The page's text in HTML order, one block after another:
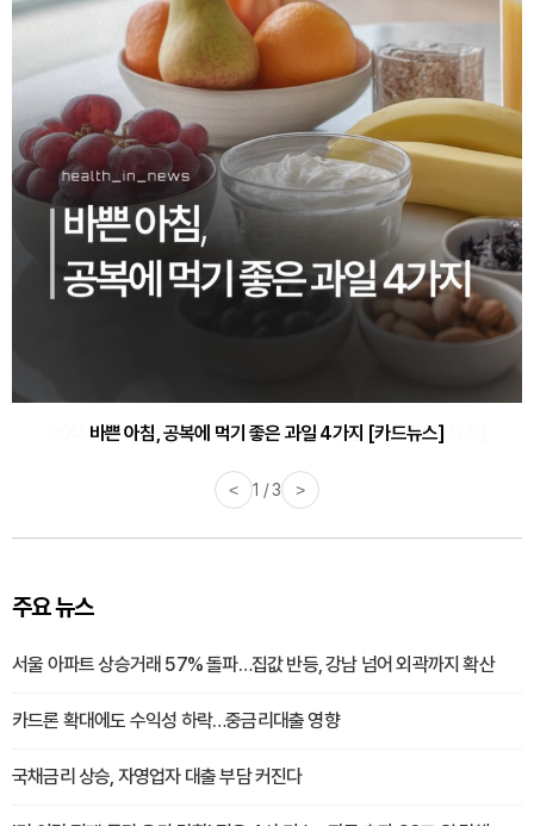
30대부터 유병률 2배...여자에게 꼭 필요한 검사는? [카드뉴스]
< 2 / 3 >
주요 뉴스
서울 아파트 상승거래 57% 돌파…집값 반등, 강남 넘어 외곽까지 확산
카드론 확대에도 수익성 하락…중금리대출 영향
국채금리 상승, 자영업자 대출 부담 커진다